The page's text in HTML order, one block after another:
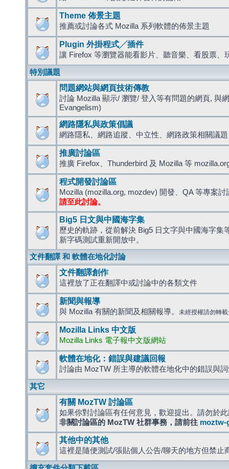
Theme 佈景主題
推薦或討論各式 Mozilla 系列軟體的佈景主題
Plugin 外掛程式╱插件
讓 Firefox 等瀏覽器能看影片、聽音樂、看股票、
特別議題
問題網站與網頁技術傳教
討論 Mozilla 顯示/ 瀏覽/ 登入等有問題的網頁, 與
Evangelism)
網路隱私與政策倡議
網路隱私、網路追蹤、中立性、網路政策相關議題
推廣討論區
推廣 Firefox、Thunderbird 及 Mozilla 等
程式開發討論區
Mozilla (mozilla.org, mozdev) 開發、QA 等專案討
請至此討論。
Big5 日文與中國海字集
歷史的軌跡，從前解決 Big5 日文字與中國海字集
新字碼測試重新開放中。
文件翻譯 和 軟體在地化討論
文件翻譯創作
這裡放了正在翻譯中或討論中的各類文件
新聞與報導
與 Mozilla 有關的新聞及相關報導。 未經授權請勿轉
Mozilla Links 中文版
Mozilla Links 電子報中文版網站
軟體在地化：錯誤與建議回報
討論由 MozTW 所主導的軟體在地化中的錯誤與
其它
有關 MozTW 討論區
如果你對討論區有任何意見，歡迎提出。請勿於
非關討論區的 MozTW 社群事務，請前往 moztw-
其他中的其他
這裡是隨便測試/張貼個人公告/聊天的地方但禁止